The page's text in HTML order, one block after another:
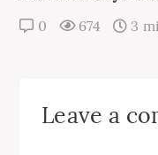
0 674 3
Leave a